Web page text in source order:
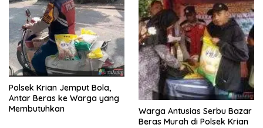
Polsek Krian Jemput Bola,
Antar Beras ke Warga yang
Membutuhkan
Warga Antusias Serbu Bazar
Beras Murah di Polsek Krian